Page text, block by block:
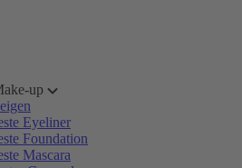
up
Eyeliner
Foundation
Mascara